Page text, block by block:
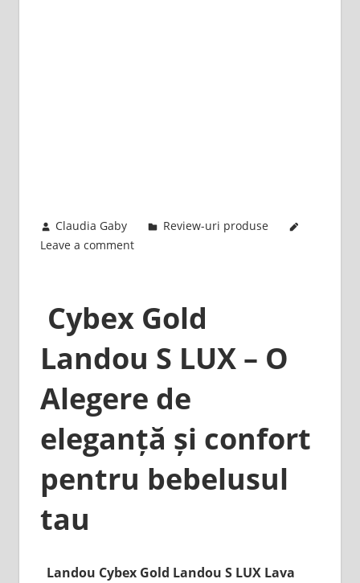
November 22, 2023
Claudia Gaby
Review-uri produse
Leave a comment
Cybex Gold
Landou S LUX – O
Alegere de
eleganță și confort
pentru bebelusul
tau
Landou Cybex Gold Landou S LUX Lava